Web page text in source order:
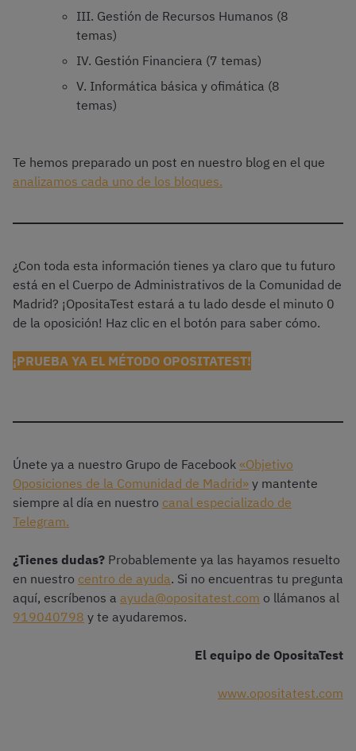
III. Gestión de Recursos Humanos (8
temas)
IV. Gestión Financiera (7 temas)
V. Informática básica y ofimática (8
temas)
Te hemos preparado un post en nuestro blog en el que
analizamos cada uno de los bloques.
¿Con toda esta información tienes ya claro que tu futuro
está en el Cuerpo de Administrativos de la Comunidad de
Madrid? ¡OpositaTest estará a tu lado desde el minuto 0
de la oposición! Haz clic en el botón para saber cómo.
¡PRUEBA YA EL MÉTODO OPOSITATEST!
Únete ya a nuestro Grupo de Facebook «Objetivo
Oposiciones de la Comunidad de Madrid» y mantente
siempre al día en nuestro canal especializado de
Telegram.
¿Tienes dudas? Probablemente ya las hayamos resuelto
en nuestro centro de ayuda. Si no encuentras tu pregunta
aquí, escríbenos a ayuda@opositatest.com o llámanos al
919040798 y te ayudaremos.
El equipo de OpositaTest
www.opositatest.com